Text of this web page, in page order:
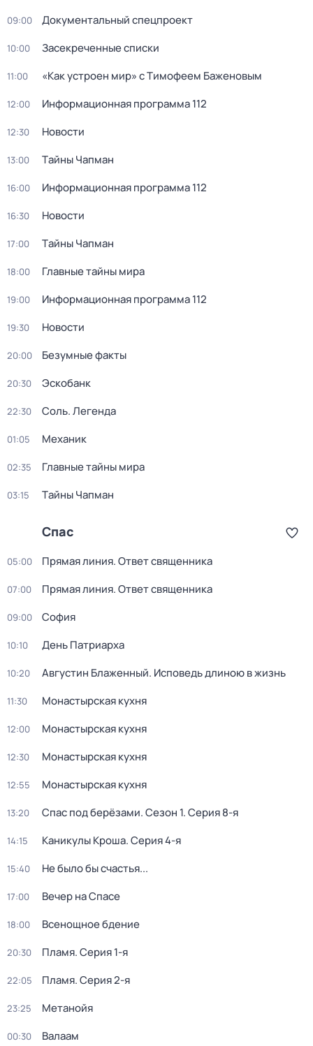
09:00 Документальный спецпроект
10:00 Зaceкрeченные списки
11:00 «Как устроен мир» с Тимофеем Баженовым
12:00 Информационная программа 112
12:30 Новости
13:00 Тaйны Чапман
16:00 Информационная программа 112
16:30 Новости
17:00 Тaйны Чапман
18:00 Главные тайны мира
19:00 Информационная программа 112
19:30 Новости
20:00 Безумные факты
20:30 Эскобанк
22:30 Соль. Легенда
01:05 Механик
02:35 Главные тайны мира
03:15 Тaйны Чапман
Спас
05:00 Прямая линия. Ответ священника
07:00 Прямая линия. Ответ священника
09:00 София
10:10 День Патриарха
10:20 Августин Блаженный. Исповедь длиною в жизнь
11:30 Монастырская кухня
12:00 Монастырская кухня
12:30 Монастырская кухня
12:55 Монастырская кухня
13:20 Спас под берёзами. Сезон 1. Серия 8-я
14:15 Каникулы Кроша. Серия 4-я
15:40 Не было бы счастья...
17:00 Вечер на Спасе
18:00 Всенощное бдение
20:30 Пламя. Серия 1-я
22:05 Пламя. Серия 2-я
23:25 Метанойя
00:30 Валаам